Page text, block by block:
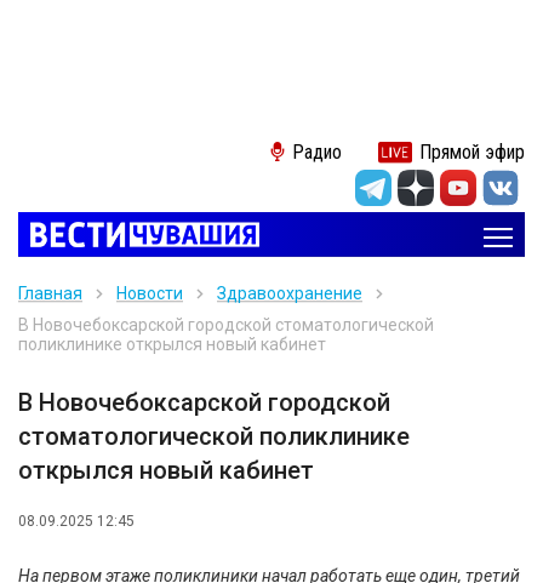
Радио Прямой эфир
Главная Новости
Здравоохранение
В Новочебоксарской городской стоматологической
поликлинике открылся новый кабинет
В Новочебоксарской городской
стоматологической поликлинике
открылся новый кабинет
08.09.2025 12:45
На первом этаже поликлиники начал работать еще один, третий